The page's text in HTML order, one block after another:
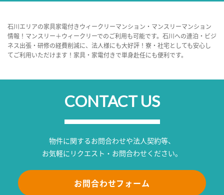
石川エリアの家具家電付きウィークリーマンション・マンスリーマンション
情報！マンスリー＋ウィークリーでのご利用も可能です。石川への連泊・ビジ
ネス出張・研修の経費削減に、法人様にも大好評！寮・社宅としても安心し
てご利用いただけます！家具・家電付きで単身赴任にも便利です。
CONTACT US
物件に関するお問合わせや法人契約等、
お気軽にリクエスト・お問合わせください。
お問合わせフォーム